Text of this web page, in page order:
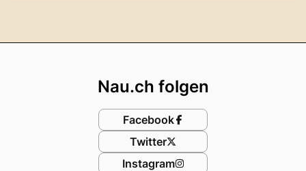
Nau.ch folgen
Facebook
Twitter
Instagram